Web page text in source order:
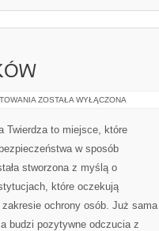
PORADNIKI
ZOSTAŁA WYŁĄCZONA
Twierdza to miejsce, które
w sposób
stworzona z myślą o
które oczekują
ochrony osób. Już sama
budzi pozytywne odczucia z